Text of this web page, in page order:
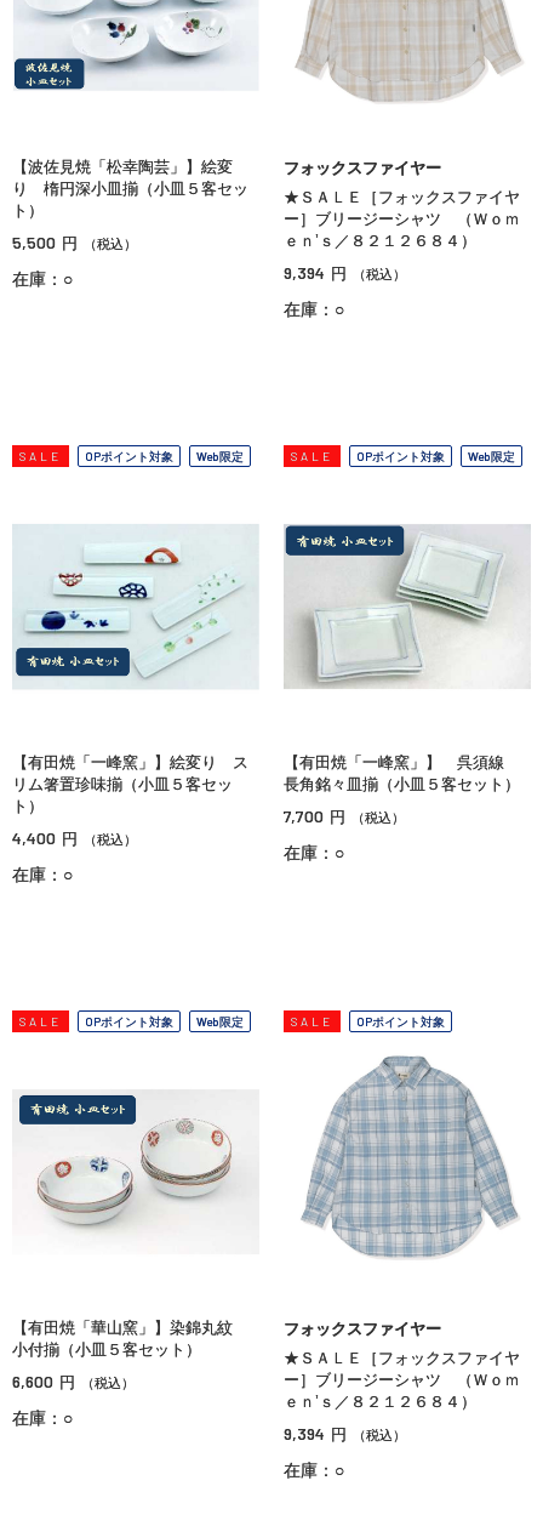
【波佐見焼「松幸陶芸」】絵変
り 楕円深小皿揃（小皿５客セッ
ト）
5,500 円 （税込）
在庫：○
フォックスファイヤー
★ＳＡＬＥ［フォックスファイヤ
ー］ブリージーシャツ （Ｗｏｍ
ｅｎ’ｓ／８２１２６８４）
9,394 円 （税込）
在庫：○
SALE OPポイント対象 Web限定
【有田焼「一峰窯」】絵変り ス
リム箸置珍味揃（小皿５客セッ
ト）
4,400 円 （税込）
在庫：○
SALE OPポイント対象 Web限定
【有田焼「一峰窯」】 呉須線
長角銘々皿揃（小皿５客セット）
7,700 円 （税込）
在庫：○
SALE OPポイント対象 Web限定
【有田焼「華山窯」】染錦丸紋
小付揃（小皿５客セット）
6,600 円 （税込）
在庫：○
SALE OPポイント対象
フォックスファイヤー
★ＳＡＬＥ［フォックスファイヤ
ー］ブリージーシャツ （Ｗｏｍ
ｅｎ’ｓ／８２１２６８４）
9,394 円 （税込）
在庫：○